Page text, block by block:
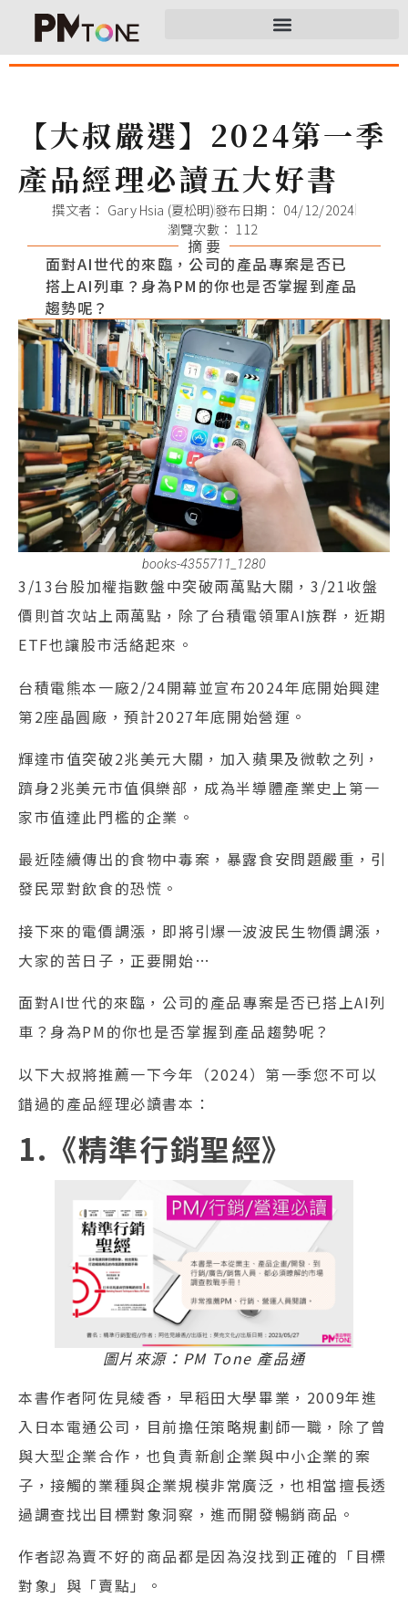
【大叔嚴選】2024第一季
產品經理必讀五大好書
撰文者： Gary Hsia (夏松明)發布日期： 04/12/2024
瀏覽次數： 112
摘 要
面對AI世代的來臨，公司的產品專案是否已
搭上AI列車？身為PM的你也是否掌握到產品
趨勢呢？
books-4355711_1280
3/13台股加權指數盤中突破兩萬點大關，3/21收盤
價則首次站上兩萬點，除了台積電領軍AI族群，近期
ETF也讓股市活絡起來。
台積電熊本一廠2/24開幕並宣布2024年底開始興建
第2座晶圓廠，預計2027年底開始營運。
輝達市值突破2兆美元大關，加入蘋果及微軟之列，
躋身2兆美元市值俱樂部，成為半導體產業史上第一
家市值達此門檻的企業。
最近陸續傳出的食物中毒案，暴露食安問題嚴重，引
發民眾對飲食的恐慌。
接下來的電價調漲，即將引爆一波波民生物價調漲，
大家的苦日子，正要開始…
面對AI世代的來臨，公司的產品專案是否已搭上AI列
車？身為PM的你也是否掌握到產品趨勢呢？
以下大叔將推薦一下今年（2024）第一季您不可以
錯過的產品經理必讀書本：
1.《精準行銷聖經》
圖片來源：PM Tone 產品通
本書作者阿佐見綾香，早稻田大學畢業，2009年進
入日本電通公司，目前擔任策略規劃師一職，除了曾
與大型企業合作，也負責新創企業與中小企業的案
子，接觸的業種與企業規模非常廣泛，也相當擅長透
過調查找出目標對象洞察，進而開發暢銷商品。
作者認為賣不好的商品都是因為沒找到正確的「目標
對象」與「賣點」。